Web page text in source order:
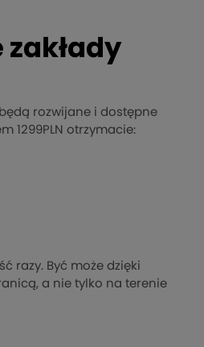
zakłady
rozwijane i dostępne
1299PLN otrzymacie:
razy. Być może dzięki
a nie tylko na terenie